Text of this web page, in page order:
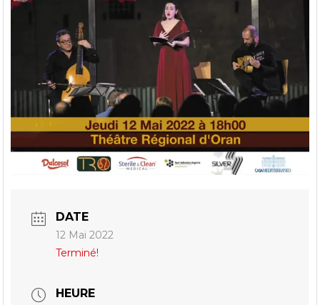
DATE
12 Mai 2022
Terminé!
HEURE